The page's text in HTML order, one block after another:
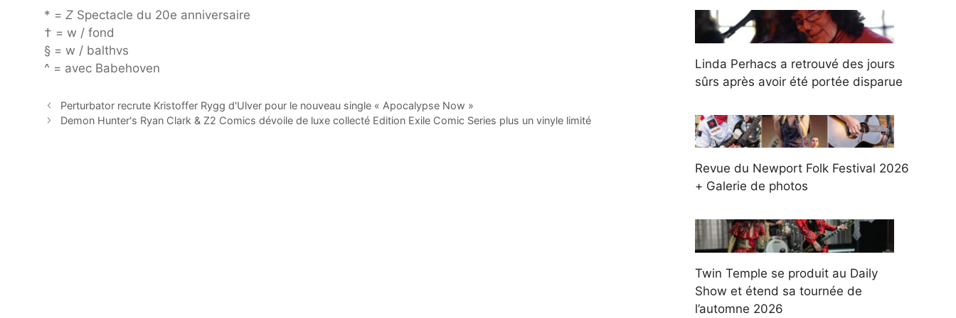
* = Z Spectacle du 20e anniversaire
† = w / fond
§ = w / balthvs
^ = avec Babehoven
Perturbator recrute Kristoffer Rygg d'Ulver pour le nouveau single « Apocalypse Now »
Demon Hunter's Ryan Clark & ​​Z2 Comics dévoile de luxe collecté Edition Exile Comic Series plus un vinyle limité
Linda Perhacs a retrouvé des jours
sûrs après avoir été portée disparue
Revue du Newport Folk Festival 2026
+ Galerie de photos
Twin Temple se produit au Daily
Show et étend sa tournée de
l’automne 2026